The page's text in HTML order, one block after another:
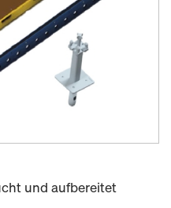
und aufbereitet